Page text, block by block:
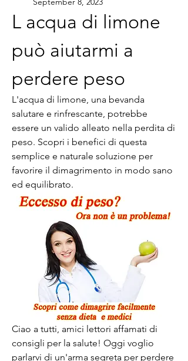
L acqua di limone
può aiutarmi a
perdere peso
L'acqua di limone, una bevanda
salutare e rinfrescante, potrebbe
essere un valido alleato nella perdita di
peso. Scopri i benefici di questa
semplice e naturale soluzione per
favorire il dimagrimento in modo sano
ed equilibrato.
Ciao a tutti, amici lettori affamati di
consigli per la salute! Oggi voglio
parlarvi di un'arma segreta per perdere